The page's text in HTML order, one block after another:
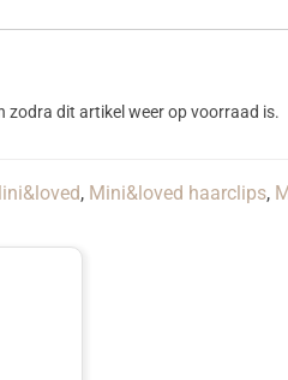
zodra dit artikel weer op voorraad is.
, Mini&loved haarclips,